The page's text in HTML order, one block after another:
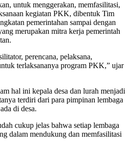
untuk menggerakan, memfasilitasi,
kegiatan PKK, dibentuk Tim
pemerintahan sampai dengan
merupakan mitra kerja pemerintah
perencana, pelaksana,
terlaksananya program PKK,” ujar
hal ini kepala desa dan lurah menjadi
terdiri dari para pimpinan lembaga
di desa.
cukup jelas bahwa setiap lembaga
dalam mendukung dan memfasilitasi